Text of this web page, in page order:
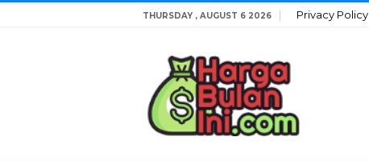
THURSDAY , AUGUST 6 2026 Privacy Policy